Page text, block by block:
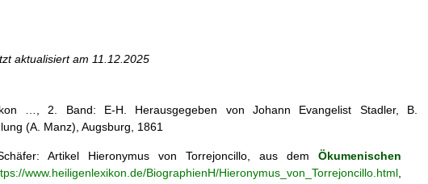
aktualisiert am 11.12.2025
…, 2. Band: E-H. Herausgegeben von Johann Evangelist Stadler, B.
(A. Manz), Augsburg, 1861
Artikel Hieronymus von Torrejoncillo, aus dem Ökumenischen
www.heiligenlexikon.de/BiographienH/Hieronymus_von_Torrejoncillo.html